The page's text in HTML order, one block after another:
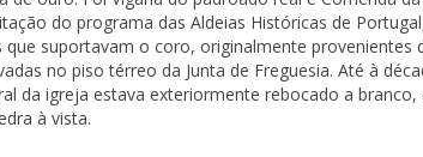
do programa das Aldeias Históricas de
suportavam o coro, originalmente provenientes
no piso térreo da Junta de Freguesia. Até à
da igreja estava exteriormente rebocado a branco,
à vista.